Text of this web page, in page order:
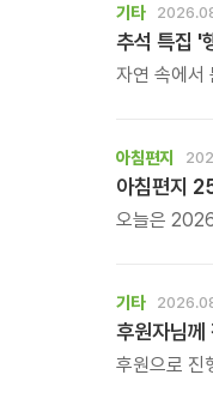
기타
추석 특집 '
자연 속에서
아침편지
아침편지
오늘은
기타
후원자님께
후원으로 진